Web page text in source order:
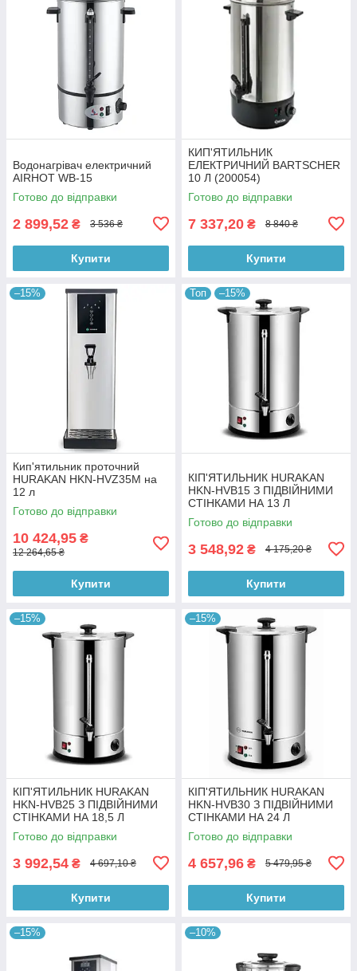
Водонагрівач електричний
AIRHOT WB-15
Готово до відправки
2 899,52 ₴ 3 536 ₴
Купити
КИП'ЯТИЛЬНИК
ЕЛЕКТРИЧНИЙ BARTSCHER
10 Л (200054)
Готово до відправки
7 337,20 ₴ 8 840 ₴
Купити
–15%
Кип'ятильник проточний
HURAKAN HKN-HVZ35M на
12 л
Готово до відправки
10 424,95 ₴
12 264,65 ₴
Купити
Топ –15%
КІП'ЯТИЛЬНИК HURAKAN
HKN-HVB15 З ПІДВІЙНИМИ
СТІНКАМИ НА 13 Л
Готово до відправки
3 548,92 ₴ 4 175,20 ₴
Купити
–15%
КІП'ЯТИЛЬНИК HURAKAN
HKN-HVB25 З ПІДВІЙНИМИ
СТІНКАМИ НА 18,5 Л
Готово до відправки
3 992,54 ₴ 4 697,10 ₴
Купити
–15%
КІП'ЯТИЛЬНИК HURAKAN
HKN-HVB30 З ПІДВІЙНИМИ
СТІНКАМИ НА 24 Л
Готово до відправки
4 657,96 ₴ 5 479,95 ₴
Купити
–15% –10%